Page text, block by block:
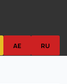
AE RU